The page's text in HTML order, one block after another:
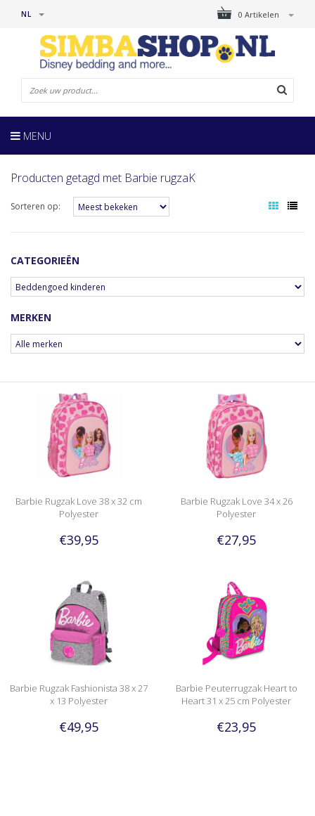
0 Artikelen
NL
MENU
Producten getagd met Barbie rugzaK
Sorteren op:
CATEGORIEËN
MERKEN
Barbie Rugzak Love 38 x 32 cm
Polyester
€39,95
Barbie Rugzak Love 34 x 26
Polyester
€27,95
Barbie Rugzak Fashionista 38 x 27
x 13 Polyester
€49,95
Barbie Peuterrugzak Heart to
Heart 31 x 25 cm Polyester
€23,95